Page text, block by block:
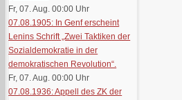
Fr, 07. Aug. 00:00 Uhr
07.08.1905: In Genf erscheint
Lenins Schrift „Zwei Taktiken der
Sozialdemokratie in der
demokratischen Revolution“.
Fr, 07. Aug. 00:00 Uhr
07.08.1936: Appell des ZK der